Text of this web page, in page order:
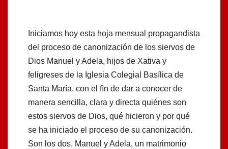
Iniciamos hoy esta hoja mensual propagandista
del proceso de canonización de los siervos de
Dios Manuel y Adela, hijos de Xativa y
feligreses de la Iglesia Colegial Basílica de
Santa María, con el ﬁn de dar a conocer de
manera sencilla, clara y directa quiénes son
estos siervos de Dios, qué hicieron y por qué
se ha iniciado el proceso de su canonización.
Son los dos, Manuel y Adela, un matrimonio